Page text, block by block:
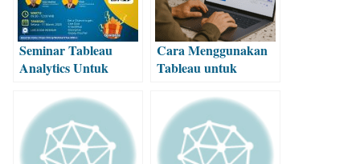
Seminar Tableau
Analytics Untuk
Pemungutan Pajak &
Retribusi Daerah
Cara Menggunakan
Tableau untuk
Visualisasi Data